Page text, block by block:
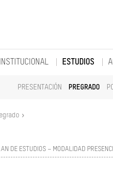
INSTITUCIONAL ESTUDIOS
PRESENTACIÓN PREGRADO
DE ESTUDIOS – MODALIDAD